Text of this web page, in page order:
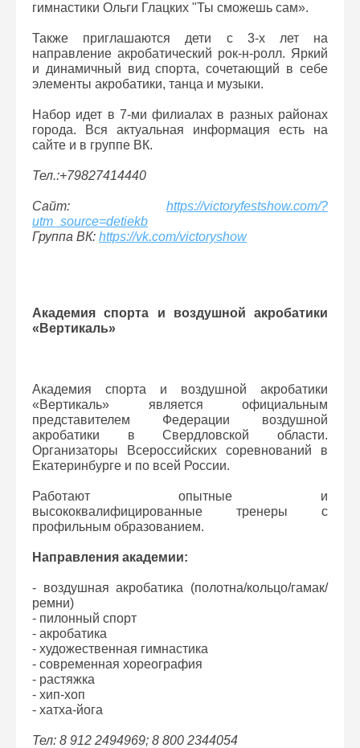
гимнастики Ольги Глацких "Ты сможешь сам».
Также приглашаются дети с 3-х лет на
направление акробатический рок-н-ролл. Яркий
и динамичный вид спорта, сочетающий в себе
элементы акробатики, танца и музыки.
Набор идет в 7-ми филиалах в разных районах
города. Вся актуальная информация есть на
сайте и в группе ВК.
Тел.:+79827414440
Сайт: https://victoryfestshow.com/?
utm_source=detiekb
Группа ВК: https://vk.com/victoryshow
Академия спорта и воздушной акробатики
«Вертикаль»
Академия спорта и воздушной акробатики
«Вертикаль» является официальным
представителем Федерации воздушной
акробатики в Свердловской области.
Организаторы Всероссийских соревнований в
Екатеринбурге и по всей России.
Работают опытные и
высококвалифицированные тренеры с
профильным образованием.
Направления академии:
- воздушная акробатика (полотна/кольцо/гамак/
ремни)
- пилонный спорт
- акробатика
- художественная гимнастика
- современная хореография
- растяжка
- хип-хоп
- хатха-йога
Тел: 8 912 2494969; 8 800 2344054